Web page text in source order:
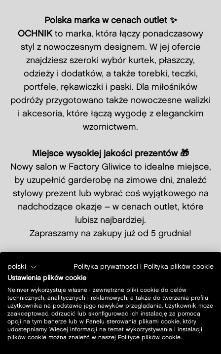
Polska marka w cenach outlet ✨
OCHNIK to marka, która łączy ponadczasowy
styl z nowoczesnym designem. W jej ofercie
znajdziesz szeroki wybór kurtek, płaszczy,
odzieży i dodatków, a także torebki, teczki,
portfele, rękawiczki i paski. Dla miłośników
podróży przygotowano także nowoczesne walizki
i akcesoria, które łączą wygodę z eleganckim
wzornictwem.
Miejsce wysokiej jakości prezentów 🎁
Nowy salon w Factory Gliwice to idealne miejsce,
by uzupełnić garderobę na zimowe dni, znaleźć
stylowy prezent lub wybrać coś wyjątkowego na
nadchodzące okazje – w cenach outlet, które
lubisz najbardziej.
Zapraszamy na zakupy już od 5 grudnia!
polski Polityka prywatności
Polityka plików cookie
Ustawienia plików cookie
Neinver wykorzystuje własne i zewnętrzne pliki cookie do celów
technicznych, analitycznych i reklamowych, a także do tworzenia profilu
użytkownika na podstawie jego nawyków przeglądania. Użytkownik może
zaakceptować, odrzucić lub skonfigurować ich instalację za pomocą
opcji na tym banerze lub w Panelu sterowania plikami cookie, który
udostępniamy. Więcej informacji na temat wykorzystywania i instalacji
plików cookie można znaleźć w naszej Polityce plików cookie.